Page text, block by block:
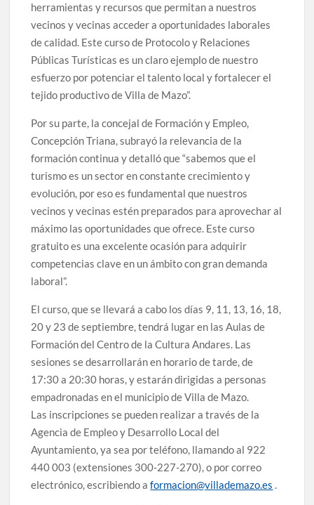
herramientas y recursos que permitan a nuestros
vecinos y vecinas acceder a oportunidades laborales
de calidad. Este curso de Protocolo y Relaciones
Públicas Turísticas es un claro ejemplo de nuestro
esfuerzo por potenciar el talento local y fortalecer el
tejido productivo de Villa de Mazo”.
Por su parte, la concejal de Formación y Empleo,
Concepción Triana, subrayó la relevancia de la
formación continua y detalló que “sabemos que el
turismo es un sector en constante crecimiento y
evolución, por eso es fundamental que nuestros
vecinos y vecinas estén preparados para aprovechar al
máximo las oportunidades que ofrece. Este curso
gratuito es una excelente ocasión para adquirir
competencias clave en un ámbito con gran demanda
laboral”.
El curso, que se llevará a cabo los días 9, 11, 13, 16, 18,
20 y 23 de septiembre, tendrá lugar en las Aulas de
Formación del Centro de la Cultura Andares. Las
sesiones se desarrollarán en horario de tarde, de
17:30 a 20:30 horas, y estarán dirigidas a personas
empadronadas en el municipio de Villa de Mazo.
Las inscripciones se pueden realizar a través de la
Agencia de Empleo y Desarrollo Local del
Ayuntamiento, ya sea por teléfono, llamando al 922
440 003 (extensiones 300-227-270), o por correo
electrónico, escribiendo aformacion@villademazo.es .